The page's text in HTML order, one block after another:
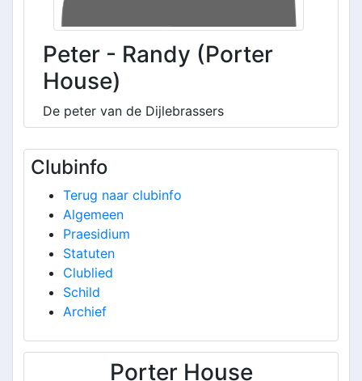
Peter - Randy (Porter
House)
De peter van de Dijlebrassers
Clubinfo
Terug naar clubinfo
Algemeen
Praesidium
Statuten
Clublied
Schild
Archief
Porter House